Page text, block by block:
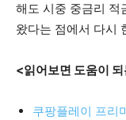
해도 시중 중금리 적
왔다는 점에서 다시
<읽어보면 도움이
쿠팡플레이 프리